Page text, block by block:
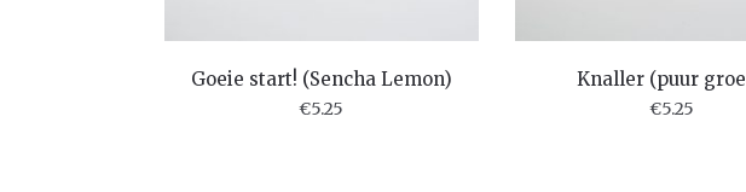
Goeie start! (Sencha Lemon)
€5.25
Knaller (puur
€5.25